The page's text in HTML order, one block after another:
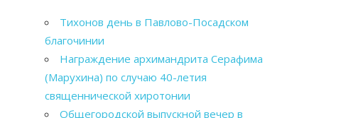
Тихонов день в Павлово-Посадском
благочинии
Награждение архимандрита Серафима
(Марухина) по случаю 40-летия
священнической хиротонии
Общегородской выпускной вечер в